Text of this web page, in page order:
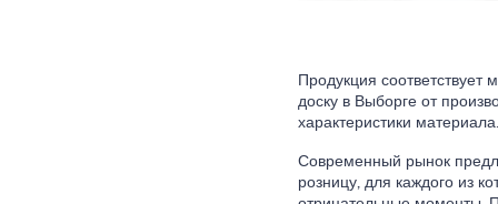
Продукция
доску в Выборге от
характеристики материала.
Современный рынок
розницу, для каждого из